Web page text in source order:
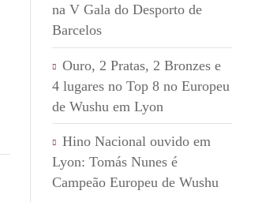
na V Gala do Desporto de
Barcelos
Ouro, 2 Pratas, 2 Bronzes e
4 lugares no Top 8 no Europeu
de Wushu em Lyon
Hino Nacional ouvido em
Lyon: Tomás Nunes é
Campeão Europeu de Wushu